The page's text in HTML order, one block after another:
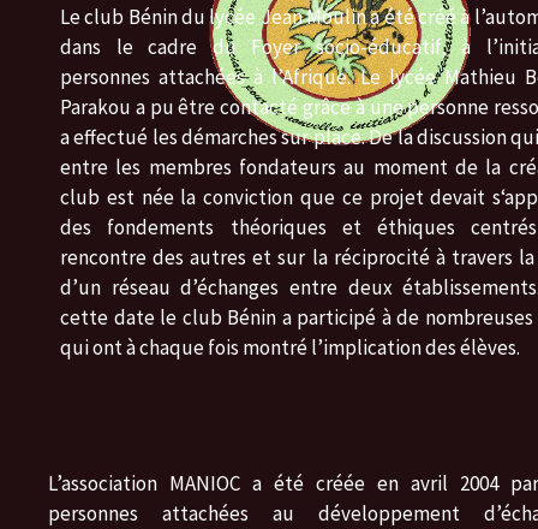
Le club Bénin du lycée Jean Moulin a été créé à
dans le cadre du Foyer socio-éducatif, à
personnes attachées à l’Afrique. Le lycée Mathieu
Parakou a pu être contacté grâce à une personne
a effectué les démarches sur place. De la discussion
entre les membres fondateurs au moment de la
club est née la conviction que ce projet devait
des fondements théoriques et éthiques
rencontre des autres et sur la réciprocité à travers
d’un réseau d’échanges entre deux
cette date le club Bénin a participé à de
qui ont à chaque fois montré l’implication des élèves.
L’association MANIOC a été créée en avril 2004
personnes attachées au développement